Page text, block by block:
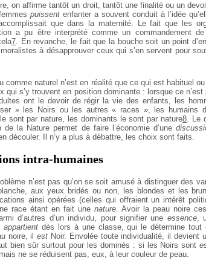
on affirme tantôt un droit, tantôt une finalité ou un
puissent enfanter a souvent conduit à l’idée
que dans la maternité. Le fait que les
a pu être interprété comme un commandement
7. En revanche, le fait que la bouche soit un point
à désapprouver ceux qui s’en servent pour
comme naturel n’est en réalité que ce qui est habituel
qui s’y trouvent en position dominante : lorsque ce
ont le devoir de régir la vie des enfants, les
» les Noirs ou les autres « races », les humains
sont par nature, les dominants le sont par nature8. Le
la Nature permet de faire l’économie d’une
découler. Il n’y a plus à débattre, les choix sont faits.
intra-humaines
n’est pas qu’on se soit amusé à distinguer des
aux yeux bridés ou non, les blondes et les
ainsi opérées (celles qui offraient un intérêt
race étant en fait une nature. Avoir la peau noire
d’autres d’un individu, pour signifier une essence,
appartientdès lors à une classe, qui le détermine tout
noire, ilest Noir. Envolée toute individualité, il devient
bien sûr surtout pour les dominés : si les Noirs sont
ne se réduisent pas, eux, à leur couleur de peau.